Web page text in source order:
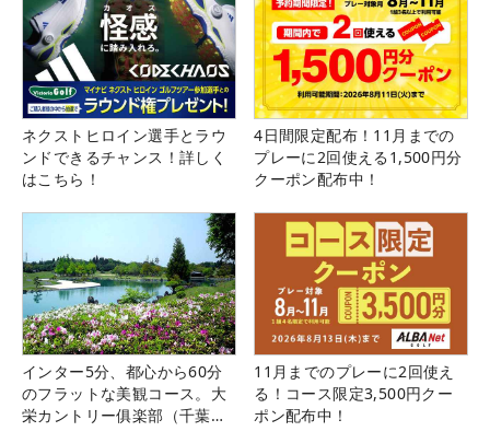
ネクストヒロイン選手とラウ
ンドできるチャンス！詳しく
はこちら！
4日間限定配布！11月までの
プレーに2回使える1,500円分
クーポン配布中！
インター5分、都心から60分
のフラットな美観コース。大
栄カントリー俱楽部（千葉
11月までのプレーに2回使え
る！コース限定3,500円クー
ポン配布中！